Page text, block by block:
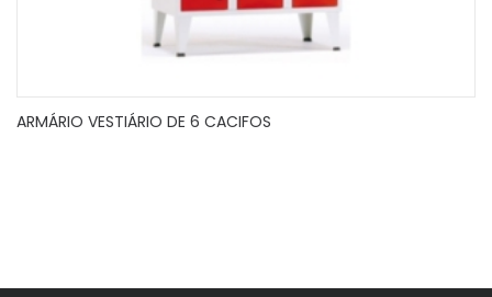
ARMÁRIO VESTIÁRIO DE 6 CACIFOS